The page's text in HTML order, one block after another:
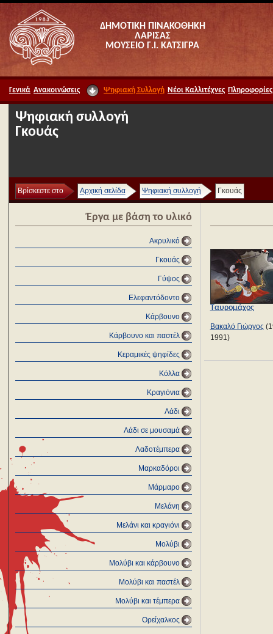
ΔΗΜΟΤΙΚΗ ΠΙΝΑΚΟΘΗΚΗ
ΛΑΡΙΣΑΣ
ΜΟΥΣΕΙΟ Γ.Ι. ΚΑΤΣΙΓΡΑ
Γενικά Ανακοινώσεις Ψηφιακή Συλλογή Νέοι Καλλιτέχνες Πληροφορίες
Ψηφιακή συλλογή
Γκουάς
Βρίσκεστε στο Αρχική σελίδα Ψηφιακή συλλογή Γκουάς
Έργα με βάση το υλικό
Ακρυλικό
Γκουάς
Γύψος
Ελεφαντόδοντο
Κάρβουνο
Κάρβουνο και παστέλ
Κεραμικές ψηφίδες
Κόλλα
Κραγιόνια
Λάδι
Λάδι σε μουσαμά
Λαδοτέμπερα
Μαρκαδόροι
Μάρμαρο
Μελάνη
Μελάνι και κραγιόνι
Μολύβι
Μολύβι και κάρβουνο
Μολύβι και παστέλ
Μολύβι και τέμπερα
Ορείχαλκος
Ταυρομάχος
Βακαλό Γιώργος
1991)